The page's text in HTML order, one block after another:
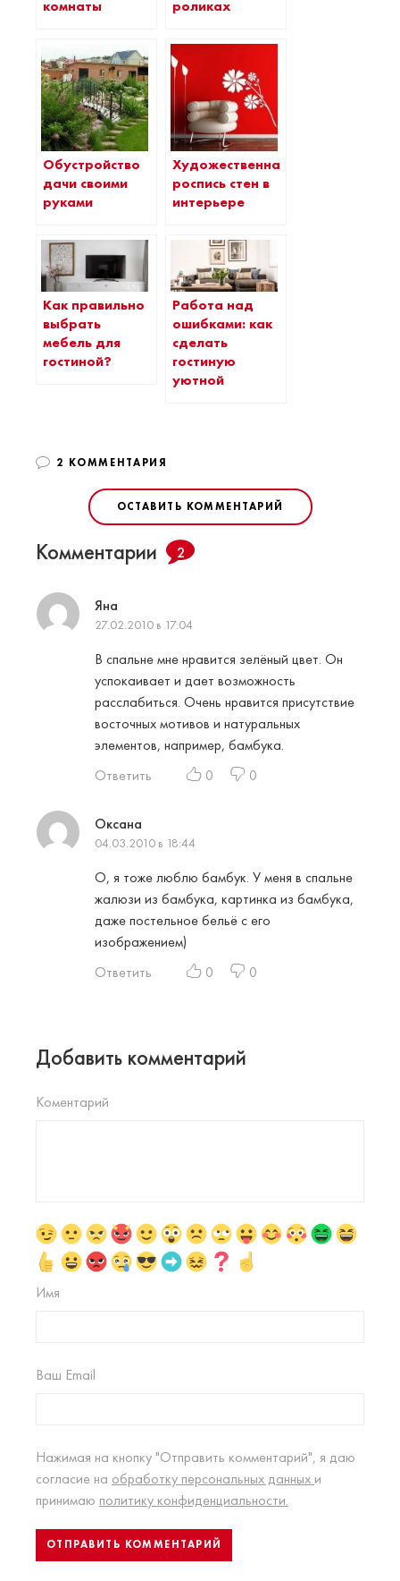
комнаты роликах
Обустройство
дачи своими
руками
Художественная
роспись стен в
интерьере
Как правильно
выбрать
мебель для
гостиной?
Работа над
ошибками: как
сделать
гостиную
уютной
2 КОММЕНТАРИЯ
ОСТАВИТЬ КОММЕНТАРИЙ
Комментарии 2
Яна
27.02.2010 в 17:04
В спальне мне нравится зелёный цвет. Он
успокаивает и дает возможность
расслабиться. Очень нравится присутствие
восточных мотивов и натуральных
элементов, например, бамбука.
Ответить
0 0
Оксана
04.03.2010 в 18:44
О, я тоже люблю бамбук. У меня в спальне
жалюзи из бамбука, картинка из бамбука,
даже постельное бельё с его
изображением)
Ответить
0 0
Добавить комментарий
Коментарий
Имя
Ваш Email
Нажимая на кнопку "Отправить комментарий", я даю
согласие на обработку персональных данных и
принимаю политику конфиденциальности.